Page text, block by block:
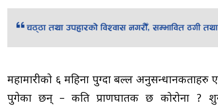
महामारीको ६ महिना पुग्दा बल्ल
पुगेका छन् – कति प्राणघातक छ कोरोना ?